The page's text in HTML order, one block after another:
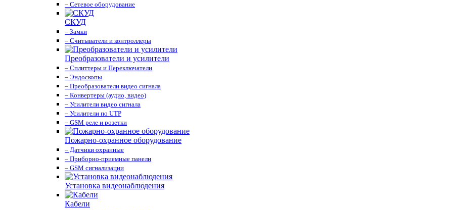
– Сетевое оборудование
СКУД
– Замки
– Считыватели и контроллеры
Преобразователи и усилители
– Сплиттеры и Переключатели
– Эндоскопы
– Преобразователи видео сигнала
– Конвертеры (аудио, видео)
– Усилители видео сигнала
– Усилители по UTP
– GSM реле и розетки
Пожарно-охранное оборудование
– Датчики охранные
– Приборно-приемные панели
– GSM сигнализации
Установка видеонаблюдения
Кабели